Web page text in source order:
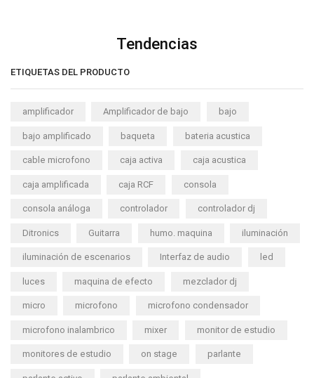
Tendencias
ETIQUETAS DEL PRODUCTO
amplificador Amplificador de bajo bajo
bajo amplificado baqueta bateria acustica
cable microfono caja activa caja acustica
caja amplificada caja RCF consola
consola análoga controlador controlador dj
Ditronics Guitarra humo. maquina iluminación
iluminación de escenarios Interfaz de audio led
luces maquina de efecto mezclador dj
micro microfono microfono condensador
microfono inalambrico mixer monitor de estudio
monitores de estudio on stage parlante